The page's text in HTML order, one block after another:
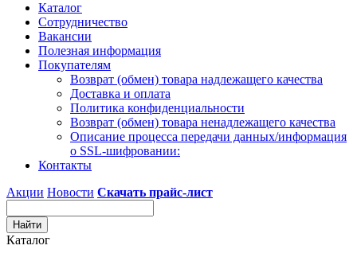
Каталог
Сотрудничество
Вакансии
Полезная информация
Покупателям
Возврат (обмен) товара надлежащего качества
Доставка и оплата
Политика конфиденциальности
Возврат (обмен) товара ненадлежащего качества
Описание процесса передачи данных/информация
о SSL-шифровании:
Контакты
Акции Новости Скачать прайс-лист
Каталог